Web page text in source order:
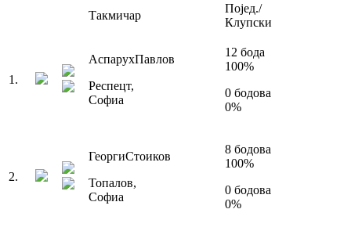
Такмичар
Појед./
Клупски
1 .
АспарухПавлов
Респецт,
Софиа
12 бода
100%
0 бодова
0%
2.
ГеоргиСтоиков
Топалов,
Софиа
8 бодова
100%
0 бодова
0%